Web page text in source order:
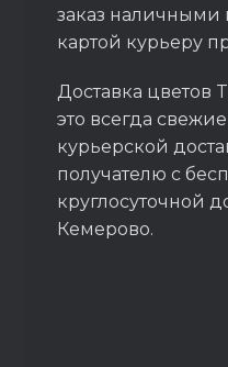
заказ наличными
картой курьеру
Доставка цветов
это всегда
курьерской
получателю с
круглосуточной
Кемерово.